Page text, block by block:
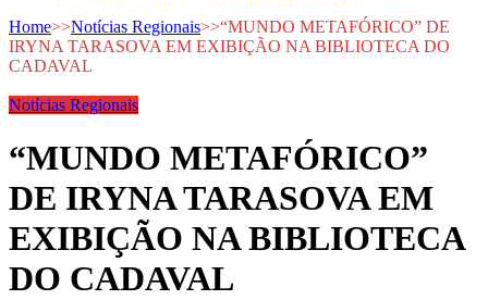
Home>>Notícias Regionais>>“MUNDO METAFÓRICO” DE
IRYNA TARASOVA EM EXIBIÇÃO NA BIBLIOTECA DO
CADAVAL
Notícias Regionais
“MUNDO METAFÓRICO”
DE IRYNA TARASOVA EM
EXIBIÇÃO NA BIBLIOTECA
DO CADAVAL